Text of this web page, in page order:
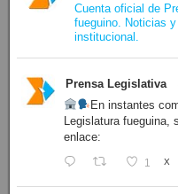
Cuenta oficial de
fueguino. Noticias
institucional.
Prensa Legislativa
En instantes
Legislatura
enlace:
1 X